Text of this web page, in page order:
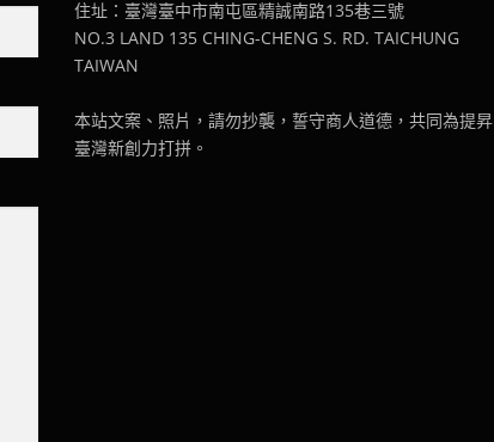
住址：臺灣臺中市南屯區精誠南路135巷三號
NO.3 LAND 135 CHING-CHENG S. RD. TAICHUNG
TAIWAN
本站文案、照片，請勿抄襲，誓守商人道德，共同為提昇
臺灣新創力打拼。